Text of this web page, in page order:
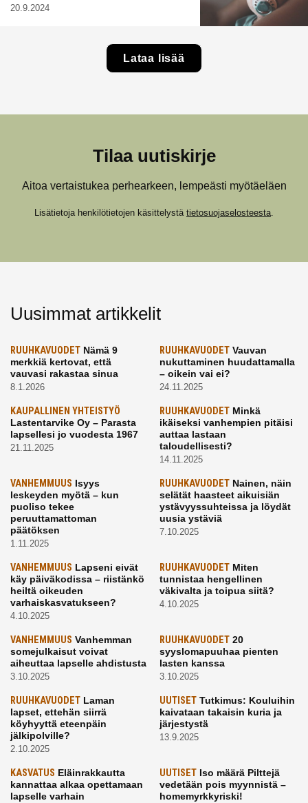
20.9.2024
Lataa lisää
Tilaa uutiskirje
Aitoa vertaistukea perhearkeen, lempeästi myötäeläen
Lisätietoja henkilötietojen käsittelystä tietosuojaselosteesta.
Uusimmat artikkelit
RUUHKAVUODET Nämä 9
merkkiä kertovat, että
vauvasi rakastaa sinua
8.1.2026
RUUHKAVUODETVauvan
nukuttaminen huudattamalla
– oikein vai ei?
24.11.2025
KAUPALLINEN YHTEISTYÖ
Lastentarvike Oy – Parasta
lapsellesi jo vuodesta 1967
21.11.2025
RUUHKAVUODETMinkä
ikäiseksi vanhempien pitäisi
auttaa lastaan
taloudellisesti?
14.11.2025
VANHEMMUUS Isyys
leskeyden myötä – kun
puoliso tekee
peruuttamattoman
päätöksen
1.11.2025
RUUHKAVUODETNainen, näin
selätät haasteet aikuisiän
ystävyyssuhteissa ja löydät
uusia ystäviä
7.10.2025
VANHEMMUUS Lapseni eivät
käy päiväkodissa – riistänkö
heiltä oikeuden
varhaiskasvatukseen?
4.10.2025
RUUHKAVUODETMiten
tunnistaa hengellinen
väkivalta ja toipua siitä?
4.10.2025
VANHEMMUUS Vanhemman
somejulkaisut voivat
aiheuttaa lapselle ahdistusta
3.10.2025
RUUHKAVUODET20
syyslomapuuhaa pienten
lasten kanssa
3.10.2025
RUUHKAVUODET Laman
lapset, ettehän siirrä
köyhyyttä eteenpäin
jälkipolville?
2.10.2025
UUTISETTutkimus: Kouluihin
kaivataan takaisin kuria ja
järjestystä
13.9.2025
KASVATUS Eläinrakkautta
kannattaa alkaa opettamaan
lapselle varhain
UUTISETIso määrä Pilttejä
vedetään pois myynnistä –
homemyrkkyriski!